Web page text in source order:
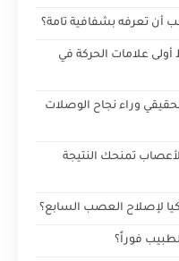
أن تعرفه بشفافية تامة؟
أولى علامات الحركة في
وراء نجاح الوصلات
تمنحك النتيجة
لإصلاح العصب السابع؟
فوراً؟